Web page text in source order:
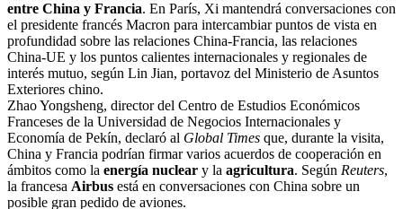
entre China y Francia. En París, Xi mantendrá conversaciones con
el presidente francés Macron para intercambiar puntos de vista en
profundidad sobre las relaciones China-Francia, las relaciones
China-UE y los puntos calientes internacionales y regionales de
interés mutuo, según Lin Jian, portavoz del Ministerio de Asuntos
Exteriores chino.
Zhao Yongsheng, director del Centro de Estudios Económicos
Franceses de la Universidad de Negocios Internacionales y
Economía de Pekín, declaró al Global Times que, durante la visita,
China y Francia podrían firmar varios acuerdos de cooperación en
ámbitos como la energía nuclear y la agricultura. Según Reuters,
la francesa Airbus está en conversaciones con China sobre un
posible gran pedido de aviones.